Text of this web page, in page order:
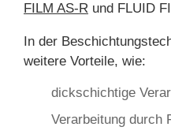
FILM AS-R und FLUID
In der
weitere Vorteile, wie:
dickschichtige
Verarbeitung durch